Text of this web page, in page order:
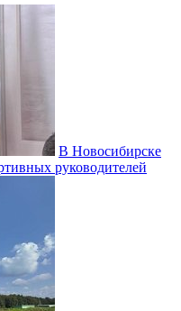
В Новосибирске
руководителей